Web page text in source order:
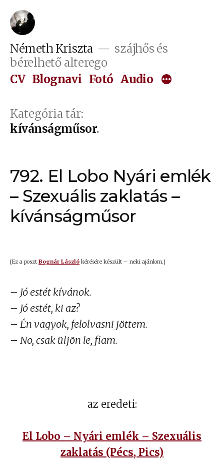
Tartalomhoz
Németh Kriszta
szájhős és
bérelhető alterego
CV Blognavi Fotó Audio
Kategória tár:
kívánságműsor
792. El Lobo Nyári emlék
– Szexuális zaklatás –
kívánságműsor
[Ez a poszt Bognár László kérésére készült – neki ajánlom.]
– Jó estét kívánok.
– Jó estét, ki az?
– Én vagyok, felolvasni jöttem.
– No, csak üljön le, fiam.
az eredeti:
El Lobo – Nyári emlék – Szexuális
zaklatás (Pécs, Pics)